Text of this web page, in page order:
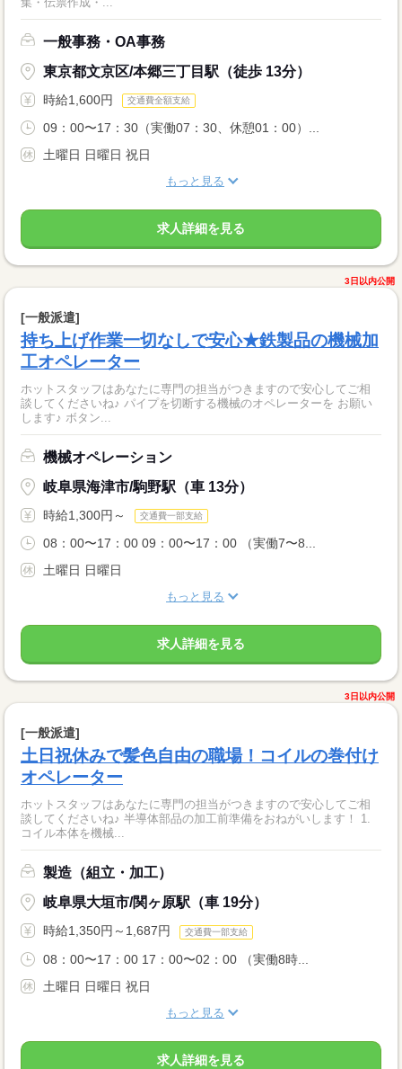
一般事務・OA事務
東京都文京区/本郷三丁目駅（徒歩 13分）
時給1,600円 交通費全額支給
09：00〜17：30（実働07：30、休憩01：00）...
土曜日 日曜日 祝日
もっと見る
求人詳細を見る
3日以内公開
[一般派遣]
持ち上げ作業一切なしで安心★鉄製品の機械加
工オペレーター
ホットスタッフはあなたに専門の担当がつきますので安心してご相
談してくださいね♪ パイプを切断する機械のオペレーターを お願い
します♪ ボタン...
機械オペレーション
岐阜県海津市/駒野駅（車 13分）
時給1,300円～ 交通費一部支給
08：00〜17：00 09：00〜17：00 （実働7〜8...
土曜日 日曜日
もっと見る
求人詳細を見る
3日以内公開
[一般派遣]
土日祝休みで髪色自由の職場！コイルの巻付け
オペレーター
ホットスタッフはあなたに専門の担当がつきますので安心してご相
談してくださいね♪ 半導体部品の加工前準備をおねがいします！ 1.
コイル本体を機械...
製造（組立・加工）
岐阜県大垣市/関ヶ原駅（車 19分）
時給1,350円～1,687円 交通費一部支給
08：00〜17：00 17：00〜02：00 （実働8時...
土曜日 日曜日 祝日
もっと見る
求人詳細を見る